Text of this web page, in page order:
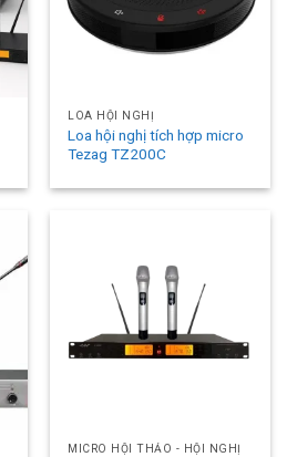
LOA HỘI NGHỊ
Loa hội nghị tích hợp micro
Tezag TZ200C
MICRO HỘI THẢO - HỘI NGHỊ